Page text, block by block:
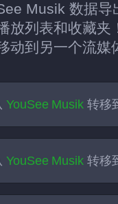
Musik 数据
放列表和收藏
动到另一个流媒
YouSee Musik 转移
YouSee Musik 转移